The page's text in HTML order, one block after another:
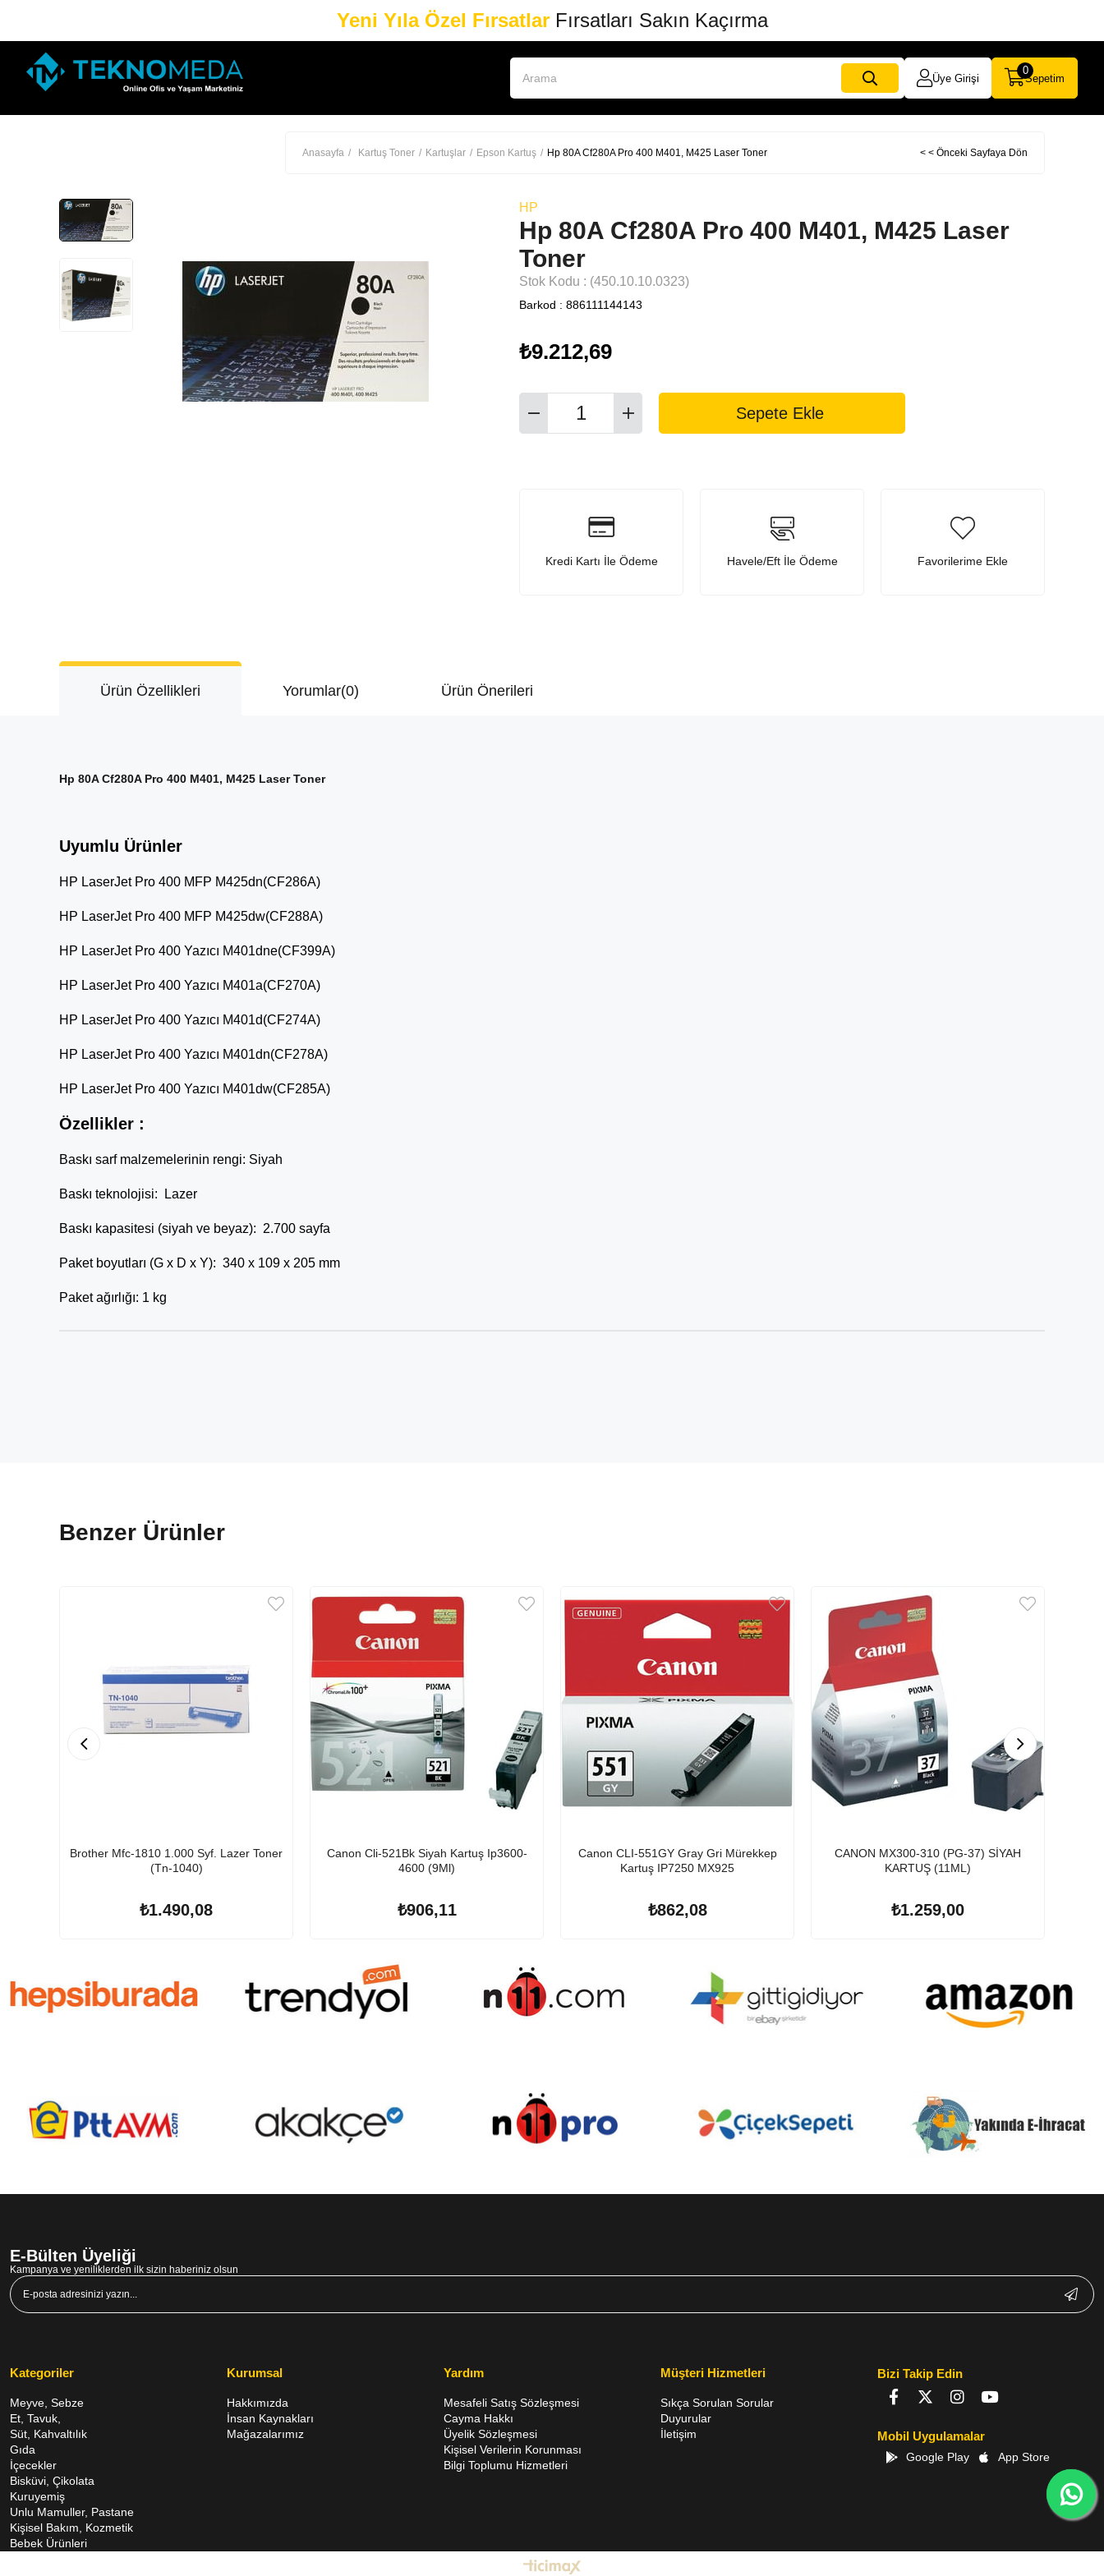
Yeni Yıla Özel FırsatlarFırsatları Sakın Kaçırma
Üye Girişi Sepetim
0
Anasayfa Kartuş Toner Kartuşlar Epson Kartuş Hp 80A Cf280A Pro 400 M401, M425 Laser Toner < < Önceki Sayfaya Dön
HP
Hp 80A Cf280A Pro 400 M401, M425 Laser
Toner
Stok Kodu (450.10.10.0323)
Barkod : 886111144143
₺9.212,69
Kredi Kartı İle Ödeme Havele/Eft İle Ödeme Favorilerime Ekle
Ürün Özellikleri Yorumlar(0) Ürün Önerileri
Hp 80A Cf280A Pro 400 M401, M425 Laser Toner
Uyumlu Ürünler
HP LaserJet Pro 400 MFP M425dn(CF286A)
HP LaserJet Pro 400 MFP M425dw(CF288A)
HP LaserJet Pro 400 Yazıcı M401dne(CF399A)
HP LaserJet Pro 400 Yazıcı M401a(CF270A)
HP LaserJet Pro 400 Yazıcı M401d(CF274A)
HP LaserJet Pro 400 Yazıcı M401dn(CF278A)
HP LaserJet Pro 400 Yazıcı M401dw(CF285A)
Özellikler :
Baskı sarf malzemelerinin rengi: Siyah
Baskı teknolojisi: Lazer
Baskı kapasitesi (siyah ve beyaz): 2.700 sayfa
Paket boyutları (G x D x Y): 340 x 109 x 205 mm
Paket ağırlığı: 1 kg
Benzer Ürünler
Brother Mfc-1810 1.000 Syf. Lazer Toner
(Tn-1040)
₺1.490,08
Canon Cli-521Bk Siyah Kartuş Ip3600-
4600 (9Ml)
₺906,11
Canon CLI-551GY Gray Gri Mürekkep
Kartuş IP7250 MX925
₺862,08
CANON MX300-310 (PG-37) SİYAH
KARTUŞ (11ML)
₺1.259,00
E-Bülten Üyeliği
Kampanya ve yeniliklerden ilk sizin haberiniz olsun
Kategoriler
Meyve, Sebze
Et, Tavuk,
Süt, Kahvaltılık
Gıda
İçecekler
Bisküvi, Çikolata
Kuruyemiş
Unlu Mamuller, Pastane
Kişisel Bakım, Kozmetik
Bebek Ürünleri
Kurumsal
Hakkımızda
İnsan Kaynakları
Mağazalarımız
Yardım
Mesafeli Satış Sözleşmesi
Cayma Hakkı
Üyelik Sözleşmesi
Kişisel Verilerin Korunması
Bilgi Toplumu Hizmetleri
Müşteri Hizmetleri
Sıkça Sorulan Sorular
Duyurular
İletişim
Bizi Takip Edin
Mobil Uygulamalar
Google Play App Store